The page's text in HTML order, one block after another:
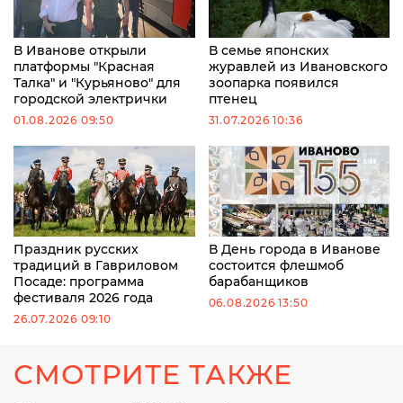
В Иванове открыли
платформы "Красная
Талка" и "Курьяново" для
городской электрички
01.08.2026 09:50
В семье японских
журавлей из Ивановского
зоопарка появился
птенец
31.07.2026 10:36
Праздник русских
традиций в Гавриловом
Посаде: программа
фестиваля 2026 года
26.07.2026 09:10
В День города в Иванове
состоится флешмоб
барабанщиков
06.08.2026 13:50
СМОТРИТЕ ТАКЖЕ